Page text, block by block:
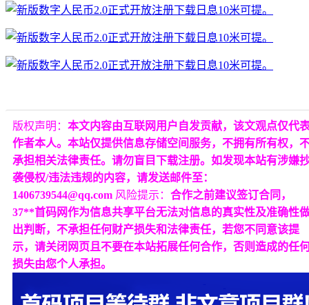
版权声明： 本文内容由互联网用户自发贡献，该文观点仅代
作者本人。本站仅提供信息存储空间服务，不拥有所有权，
承担相关法律责任。请勿盲目下载注册。如发现本站有涉嫌
袭侵权/违法违规的内容，请发送邮件至：
1406739544@qq.com 风险提示： 合作之前建议签订合同，
37**首码网作为信息共享平台无法对信息的真实性及准确性
出判断，不承担任何财产损失和法律责任，若您不同意该提
示，请关闭网页且不要在本站拓展任何合作，否则造成的任
损失由您个人承担。